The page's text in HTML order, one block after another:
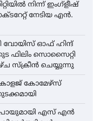
നിന്ന് ഇംഗ്ളീഷ്
നേടിയ എൻ.
വോയിസ് ഓഫ് ഹിന്ദ്
ഫിലിം സൊസൈറ്റി
സ്‌ക്രീൻ ചെയ്യുന്നു
കോമേഴ്‌സ്
എസ് എൻ